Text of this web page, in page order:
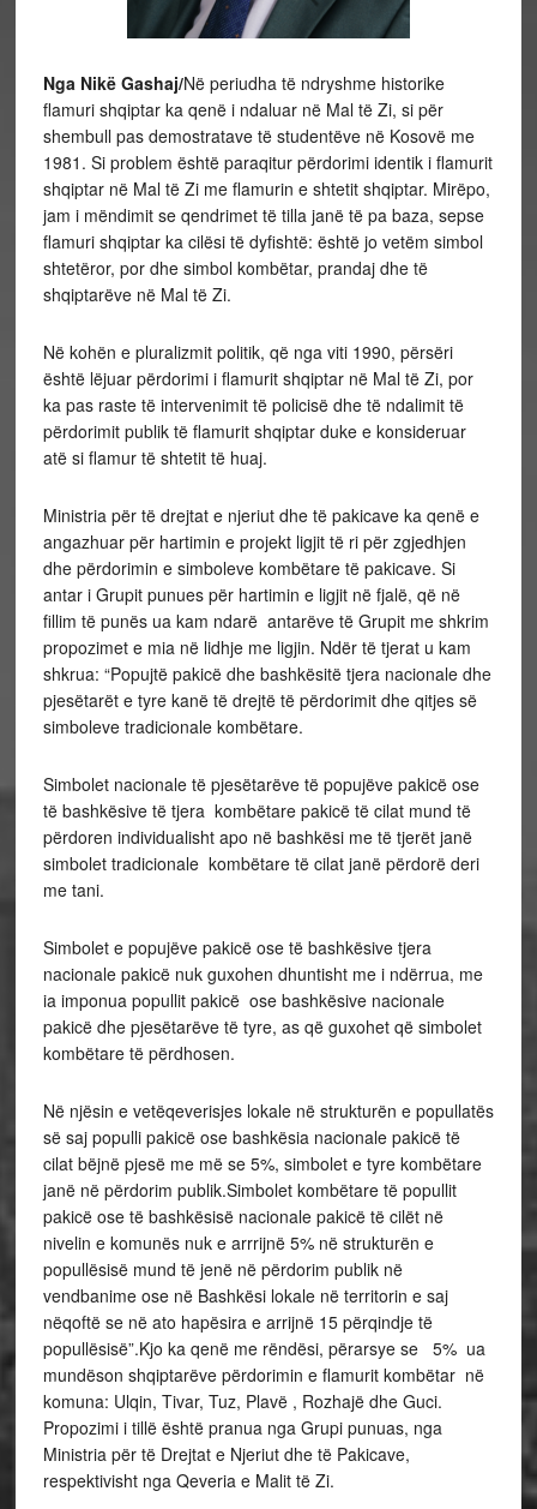
Nga Nikë Gashaj/Në periudha të ndryshme historike
flamuri shqiptar ka qenë i ndaluar në Mal të Zi, si për
shembull pas demostratave të studentëve në Kosovë me
1981. Si problem është paraqitur përdorimi identik i flamurit
shqiptar në Mal të Zi me flamurin e shtetit shqiptar. Mirëpo,
jam i mëndimit se qendrimet të tilla janë të pa baza, sepse
flamuri shqiptar ka cilësi të dyfishtë: është jo vetëm simbol
shtetëror, por dhe simbol kombëtar, prandaj dhe të
shqiptarëve në Mal të Zi.
Në kohën e pluralizmit politik, që nga viti 1990, përsëri
është lëjuar përdorimi i flamurit shqiptar në Mal të Zi, por
ka pas raste të intervenimit të policisë dhe të ndalimit të
përdorimit publik të flamurit shqiptar duke e konsideruar
atë si flamur të shtetit të huaj.
Ministria për të drejtat e njeriut dhe të pakicave ka qenë e
angazhuar për hartimin e projekt ligjit të ri për zgjedhjen
dhe përdorimin e simboleve kombëtare të pakicave. Si
antar i Grupit punues për hartimin e ligjit në fjalë, që në
fillim të punës ua kam ndarë antarëve të Grupit me shkrim
propozimet e mia në lidhje me ligjin. Ndër të tjerat u kam
shkrua: “Popujtë pakicë dhe bashkësitë tjera nacionale dhe
pjesëtarët e tyre kanë të drejtë të përdorimit dhe qitjes së
simboleve tradicionale kombëtare.
Simbolet nacionale të pjesëtarëve të popujëve pakicë ose
të bashkësive të tjera kombëtare pakicë të cilat mund të
përdoren individualisht apo në bashkësi me të tjerët janë
simbolet tradicionale kombëtare të cilat janë përdorë deri
me tani.
Simbolet e popujëve pakicë ose të bashkësive tjera
nacionale pakicë nuk guxohen dhuntisht me i ndërrua, me
ia imponua popullit pakicë ose bashkësive nacionale
pakicë dhe pjesëtarëve të tyre, as që guxohet që simbolet
kombëtare të përdhosen.
Në njësin e vetëqeverisjes lokale në strukturën e popullatës
së saj populli pakicë ose bashkësia nacionale pakicë të
cilat bëjnë pjesë me më se 5%, simbolet e tyre kombëtare
janë në përdorim publik.Simbolet kombëtare të popullit
pakicë ose të bashkësisë nacionale pakicë të cilët në
nivelin e komunës nuk e arrrijnë 5% në strukturën e
popullësisë mund të jenë në përdorim publik në
vendbanime ose në Bashkësi lokale në territorin e saj
nëqoftë se në ato hapësira e arrijnë 15 përqindje të
popullësisë”.Kjo ka qenë me rëndësi, përarsye se 5% ua
mundëson shqiptarëve përdorimin e flamurit kombëtar në
komuna: Ulqin, Tivar, Tuz, Plavë , Rozhajë dhe Guci.
Propozimi i tillë është pranua nga Grupi punuas, nga
Ministria për të Drejtat e Njeriut dhe të Pakicave,
respektivisht nga Qeveria e Malit të Zi.